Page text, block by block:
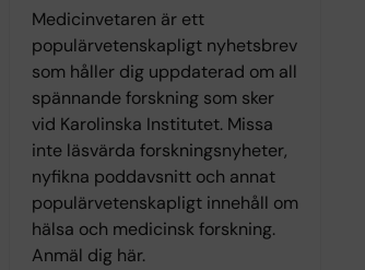
Medicinvetaren är ett
populärvetenskapligt nyhetsbrev
som håller dig uppdaterad om all
spännande forskning som sker
vid Karolinska Institutet. Missa
inte läsvärda forskningsnyheter,
nyfikna poddavsnitt och annat
populärvetenskapligt innehåll om
hälsa och medicinsk forskning.
Anmäl dig här.